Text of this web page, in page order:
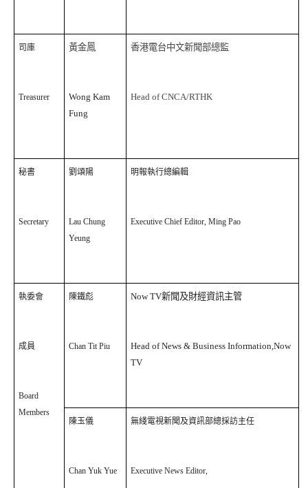
司庫
Treasurer
黃金鳳
Wong Kam
Fung
香港電台中文新聞部總監
Head of CNCA/RTHK
秘書
Secretary
劉頌陽
Lau Chung
Yeung
明報執行總編輯
Executive Chief Editor, Ming Pao
執委會
成員
Board
Members
陳鐵彪
Chan Tit Piu
Now TV新聞及財經資訊主管
Head of News & Business Information,Now
TV
陳玉儀
Chan Yuk Yue
無綫電視新聞及資訊部總採訪主任
Executive News Editor,